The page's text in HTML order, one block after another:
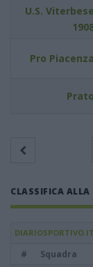
U.S. Viterbese
Pro Piacenza
Prato
CLASSIFICA
DIARIOSPORTIVO.IT
#
Squadra